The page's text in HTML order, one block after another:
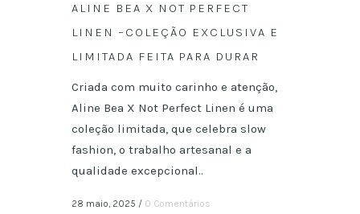
ALINE BEA X NOT PERFECT
LINEN –COLEÇÃO EXCLUSIVA E
LIMITADA FEITA PARA DURAR
Criada com muito carinho e atenção,
Aline Bea X Not Perfect Linen é uma
coleção limitada, que celebra slow
fashion, o trabalho artesanal e a
qualidade excepcional..
28 maio, 2025 / 0 Comentários